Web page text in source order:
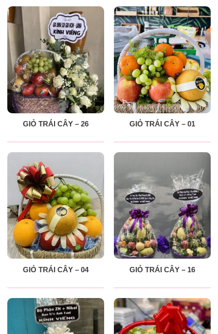
GIỎ TRÁI CÂY – 26 GIỎ TRÁI CÂY – 01
GIỎ TRÁI CÂY – 04 GIỎ TRÁI CÂY – 16